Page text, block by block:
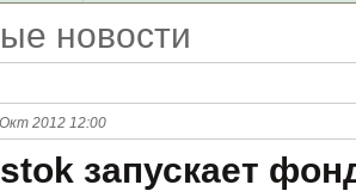
новости
2012 12:00
запускает